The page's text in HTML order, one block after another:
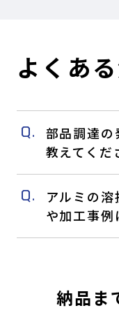
よくあ
部品調達の
教えてくだ
アルミの
や加工事例
納品ま